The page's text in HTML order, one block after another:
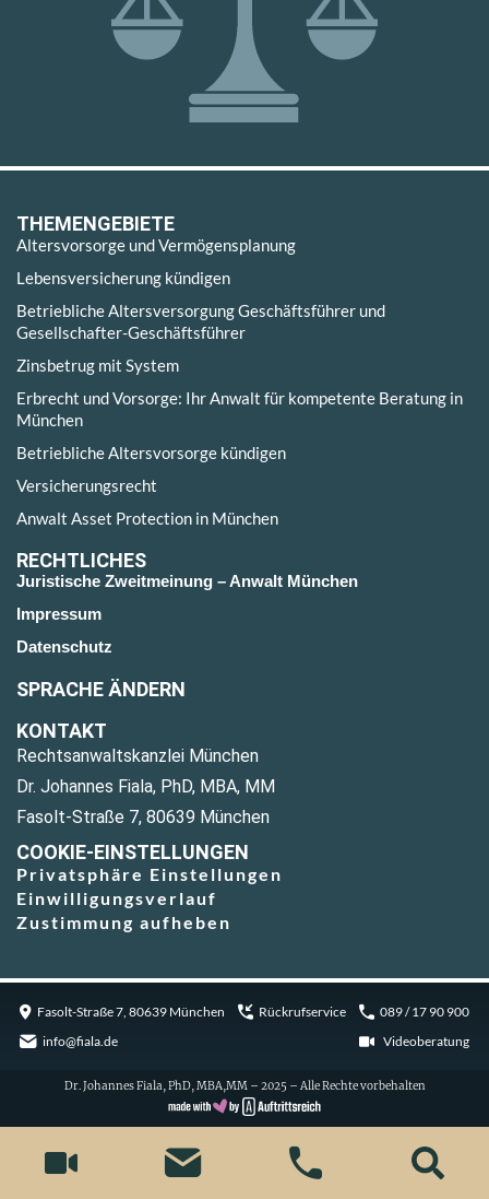
THEMENGEBIETE
Altersvorsorge und Vermögensplanung
Lebensversicherung kündigen
Betriebliche Altersversorgung Geschäftsführer und
Gesellschafter-Geschäftsführer
Zinsbetrug mit System
Erbrecht und Vorsorge: Ihr Anwalt für kompetente Beratung in
München
Betriebliche Altersvorsorge kündigen
Versicherungsrecht
Anwalt Asset Protection in München
RECHTLICHES
Juristische Zweitmeinung – Anwalt München
Impressum
Datenschutz
SPRACHE ÄNDERN
KONTAKT
Rechtsanwaltskanzlei München
Dr. Johannes Fiala, PhD, MBA, MM
Fasolt-Straße 7, 80639 München
COOKIE-EINSTELLUNGEN
Privatsphäre Einstellungen
Einwilligungsverlauf
Zustimmung aufheben
Fasolt-Straße 7, 80639 München Rückrufservice
089 / 17 90 900
info@fiala.de
Videoberatung
Dr. Johannes Fiala, PhD, MBA,MM – 2025 – Alle Rechte vorbehalten